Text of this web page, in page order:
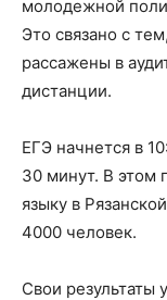
молодежной
Это связано с
рассажены в
дистанции.
ЕГЭ начнется в
30 минут. В этом
языку в
4000 человек.
Свои результаты